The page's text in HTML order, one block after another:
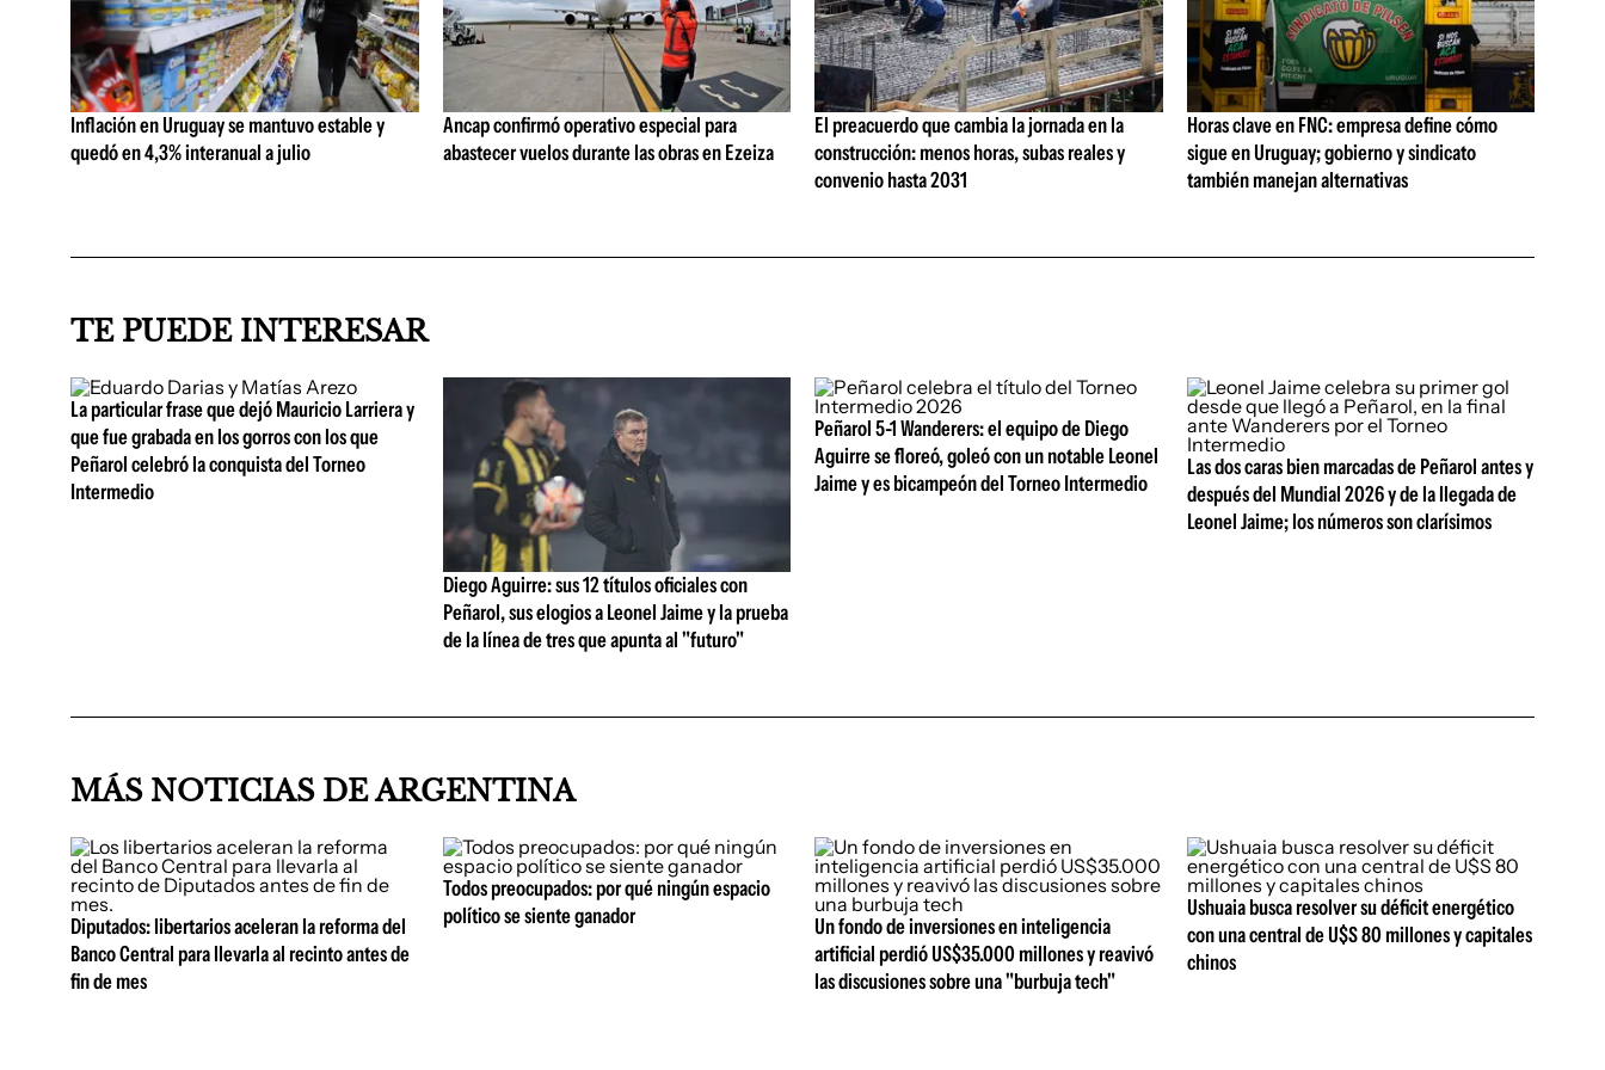
Inflación en Uruguay se mantuvo estable y
quedó en 4,3% interanual a julio
Ancap confirmó operativo especial para
abastecer vuelos durante las obras en Ezeiza
El preacuerdo que cambia la jornada en la
construcción: menos horas, subas reales y
convenio hasta 2031
Horas clave en FNC: empresa define cómo
sigue en Uruguay; gobierno y sindicato
también manejan alternativas
TE PUEDE INTERESAR
La particular frase que dejó Mauricio Larriera y
que fue grabada en los gorros con los que
Peñarol celebró la conquista del Torneo
Intermedio
Diego Aguirre: sus 12 títulos oficiales con
Peñarol, sus elogios a Leonel Jaime y la prueba
de la línea de tres que apunta al "futuro"
Peñarol 5-1 Wanderers: el equipo de Diego
Aguirre se floreó, goleó con un notable Leonel
Jaime y es bicampeón del Torneo Intermedio
Las dos caras bien marcadas de Peñarol antes y
después del Mundial 2026 y de la llegada de
Leonel Jaime; los números son clarísimos
MÁS NOTICIAS DE ARGENTINA
Diputados: libertarios aceleran la reforma del
Banco Central para llevarla al recinto antes de
fin de mes
Todos preocupados: por qué ningún espacio
político se siente ganador
Un fondo de inversiones en inteligencia
artificial perdió US$35.000 millones y reavivó
las discusiones sobre una "burbuja tech"
Ushuaia busca resolver su déficit energético
con una central de U$S 80 millones y capitales
chinos